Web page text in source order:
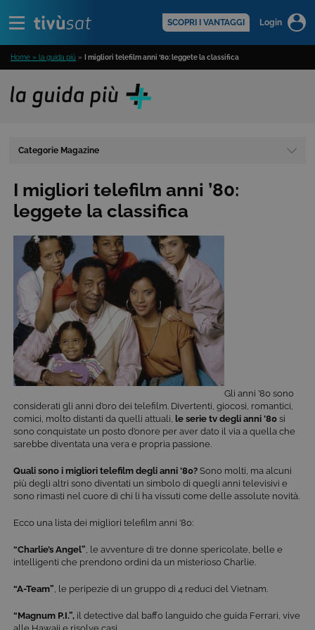
SCOPRI I VANTAGGI Login
Home » la guida più » I migliori telefilm anni ’80: leggete la classifica
Categorie Magazine
I migliori telefilm anni ’80:
leggete la classifica
Gli anni ’80 sono
considerati gli anni d’oro dei telefilm. Divertenti, giocosi, romantici,
comici, molto distanti da quelli attuali, le serie tv degli anni ’80 si
sono conquistate un posto d’onore per aver dato il via a quella che
sarebbe diventata una vera e propria passione.
Quali sono i migliori telefilm degli anni ’80? Sono molti, ma alcuni
più degli altri sono diventati un simbolo di quegli anni televisivi e
sono rimasti nel cuore di chi li ha vissuti come delle assolute novità.
Ecco una lista dei migliori telefilm anni ’80:
“Charlie’s Angel” , le avventure di tre donne spericolate, belle e
intelligenti che prendono ordini da un misterioso Charlie.
“A-Team” , le peripezie di un gruppo di 4 reduci del Vietnam.
“Magnum P.I.”, il detective dal baffo languido che guida Ferrari, vive